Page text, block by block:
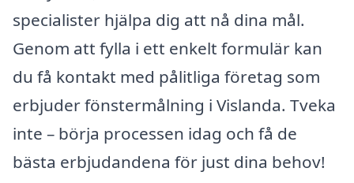
specialister hjälpa dig att nå dina mål.
Genom att fylla i ett enkelt formulär kan
du få kontakt med pålitliga företag som
erbjuder fönstermålning i Vislanda. Tveka
inte – börja processen idag och få de
bästa erbjudandena för just dina behov!